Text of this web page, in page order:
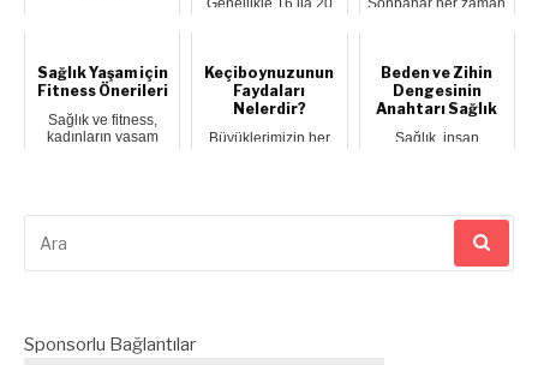
hissetme,
huzursuzl...
Sağlık Yaşam için
Fitness Önerileri
Sağlık ve fitness,
kadınların yaşam
Keçiboynuzunun
Faydaları
Nelerdir?
Büyüklerimizin her
Beden ve Zihin
Dengesinin
Anahtarı Sağlık
Sağlık, insan
yap:
Sponsorlu Bağlantılar